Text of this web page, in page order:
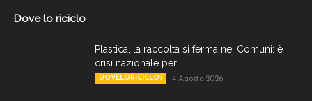
Dove lo riciclo
Plastica, la raccolta si ferma nei Comuni: è
crisi nazionale per...
DOVELORICICLO? 4 Agosto 2026